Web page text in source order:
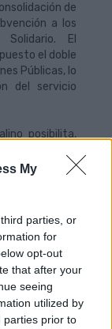
My
parties, or
for
opt-out
that after your
seeing
utilized by
parties prior to
de
a los
El
el doble
Públicas, lo
del servicio
posibilita,
así como
personas
las tarifas al
personas en
bonificación
empresa de